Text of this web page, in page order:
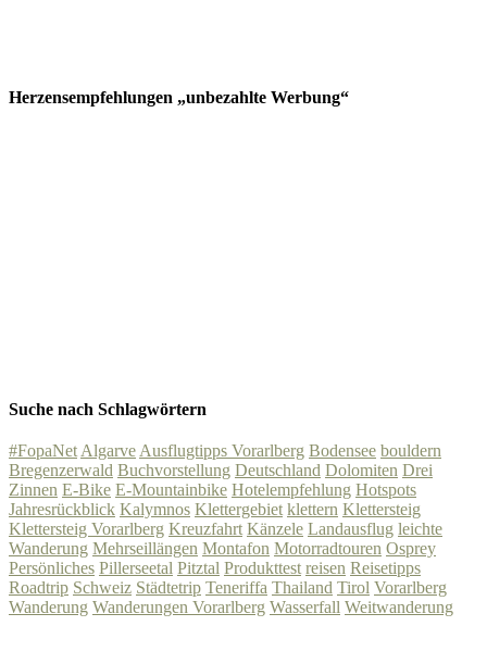
Herzensempfehlungen „unbezahlte Werbung“
Suche nach Schlagwörtern
#FopaNet Algarve Ausflugtipps Vorarlberg Bodensee bouldern
Bregenzerwald Buchvorstellung Deutschland Dolomiten Drei
Zinnen E-Bike E-Mountainbike Hotelempfehlung Hotspots
Jahresrückblick Kalymnos Klettergebiet klettern Klettersteig
Klettersteig Vorarlberg Kreuzfahrt Känzele Landausflug leichte
Wanderung Mehrseillängen Montafon Motorradtouren Osprey
Persönliches Pillerseetal Pitztal Produkttest reisen Reisetipps
Roadtrip Schweiz Städtetrip Teneriffa Thailand Tirol Vorarlberg
Wanderung Wanderungen Vorarlberg Wasserfall Weitwanderung